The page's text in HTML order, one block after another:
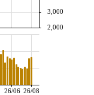
26/08
26/06
2,000
3,000